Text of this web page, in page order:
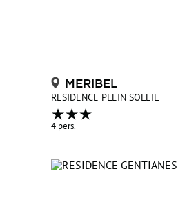
MERIBEL
RESIDENCE PLEIN SOLEIL
4 pers.